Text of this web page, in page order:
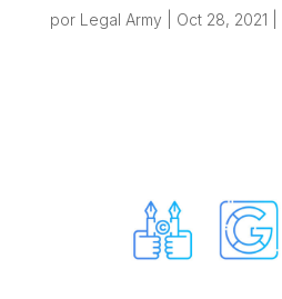
por Legal Army Oct 28, 2021